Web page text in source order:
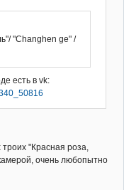
"Changhen ge" /
есть в vk:
"Красная роза,
очень любопытно